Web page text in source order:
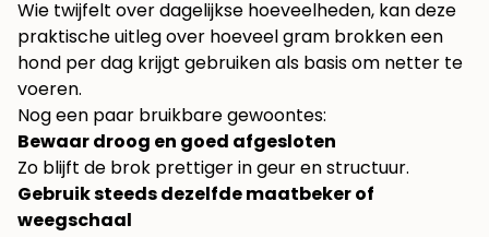
Wie twijfelt over dagelijkse hoeveelheden, kan deze
praktische uitleg over hoeveel gram brokken een
hond per dag krijgt gebruiken als basis om netter te
voeren.
Nog een paar bruikbare gewoontes:
Bewaar droog en goed afgesloten
Zo blijft de brok prettiger in geur en structuur.
Gebruik steeds dezelfde maatbeker of
weegschaal